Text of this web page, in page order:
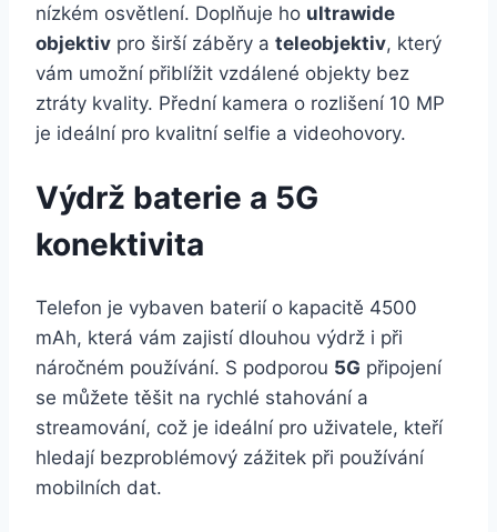
nízkém osvětlení. Doplňuje ho ultrawide
objektiv pro širší záběry a teleobjektiv, který
vám umožní přiblížit vzdálené objekty bez
ztráty kvality. Přední kamera o rozlišení 10 MP
je ideální pro kvalitní selfie a videohovory.
Výdrž baterie a 5G
konektivita
Telefon je vybaven baterií o kapacitě 4500
mAh, která vám zajistí dlouhou výdrž i při
náročném používání. S podporou 5G připojení
se můžete těšit na rychlé stahování a
streamování, což je ideální pro uživatele, kteří
hledají bezproblémový zážitek při používání
mobilních dat.